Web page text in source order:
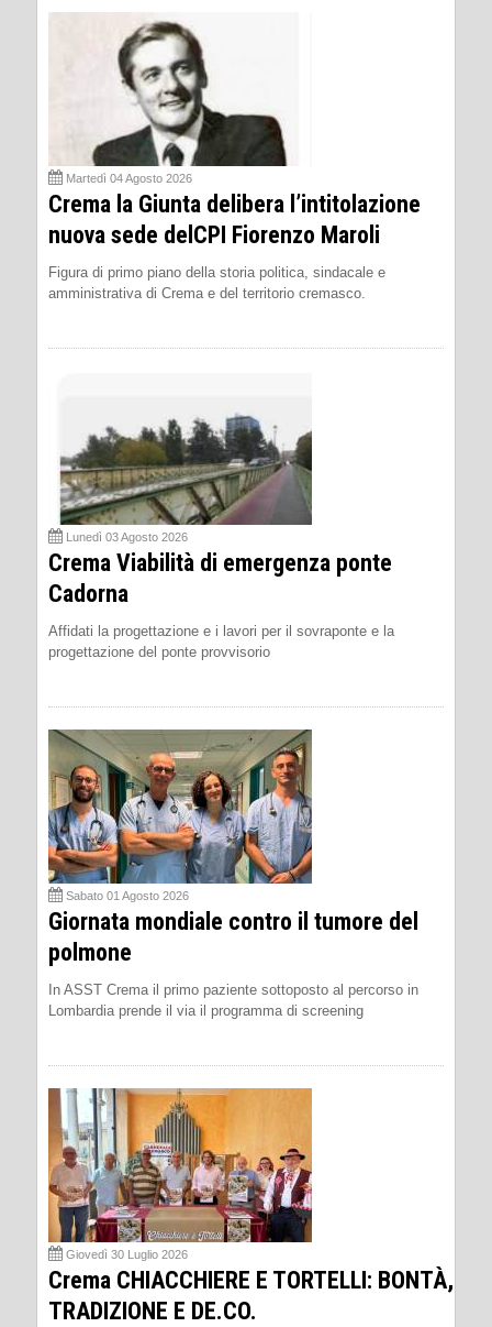
Martedì 04 Agosto 2026
Crema la Giunta delibera l’intitolazione
nuova sede delCPI Fiorenzo Maroli
Figura di primo piano della storia politica, sindacale e
amministrativa di Crema e del territorio cremasco.
Lunedì 03 Agosto 2026
Crema Viabilità di emergenza ponte
Cadorna
Affidati la progettazione e i lavori per il sovraponte e la
progettazione del ponte provvisorio
Sabato 01 Agosto 2026
Giornata mondiale contro il tumore del
polmone
In ASST Crema il primo paziente sottoposto al percorso in
Lombardia prende il via il programma di screening
Giovedì 30 Luglio 2026
Crema CHIACCHIERE E TORTELLI: BONTÀ,
TRADIZIONE E DE.CO.